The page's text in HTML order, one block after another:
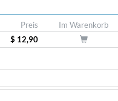
Preis Im Warenkorb
$ 12,90